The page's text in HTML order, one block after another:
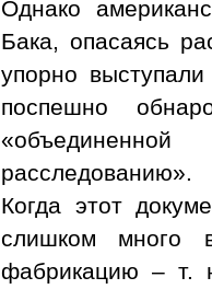
Однако
Бака, опасаясь
упорно
поспешно
расследованию».
Когда этот
слишком много
фабрикацию – т.